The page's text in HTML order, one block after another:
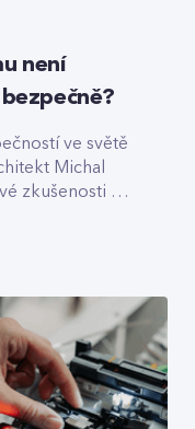
není
ve světě
Michal
zkušenosti s
možnosti, jak